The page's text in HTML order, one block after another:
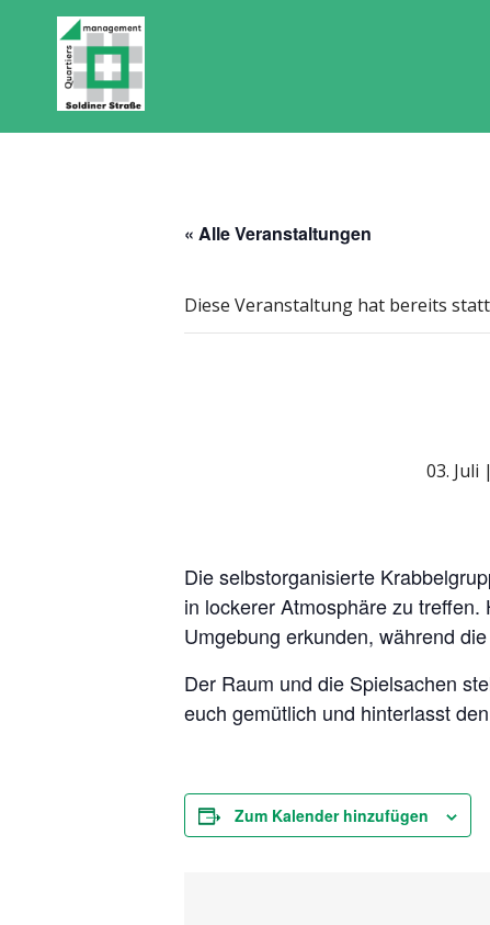
« Alle Veranstaltungen
Diese Veranstaltung hat bereits
03. Juli
Die selbstorganisierte
in lockerer Atmosphäre zu
Umgebung erkunden, während
Der Raum und die Spielsachen
euch gemütlich und hinterlasst
Zum Kalender hinzufügen